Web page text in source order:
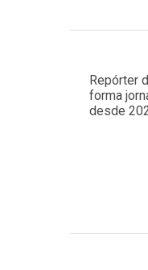
Repórter
forma
desde